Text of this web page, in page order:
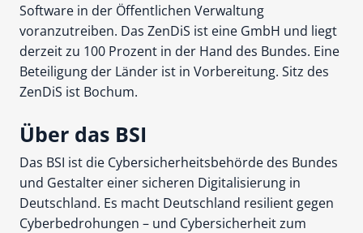
Software in der Öffentlichen Verwaltung
voranzutreiben. Das ZenDiS ist eine GmbH und liegt
derzeit zu 100 Prozent in der Hand des Bundes. Eine
Beteiligung der Länder ist in Vorbereitung. Sitz des
ZenDiS ist Bochum.
Über das BSI
Das BSI ist die Cybersicherheitsbehörde des Bundes
und Gestalter einer sicheren Digitalisierung in
Deutschland. Es macht Deutschland resilient gegen
Cyberbedrohungen – und Cybersicherheit zum